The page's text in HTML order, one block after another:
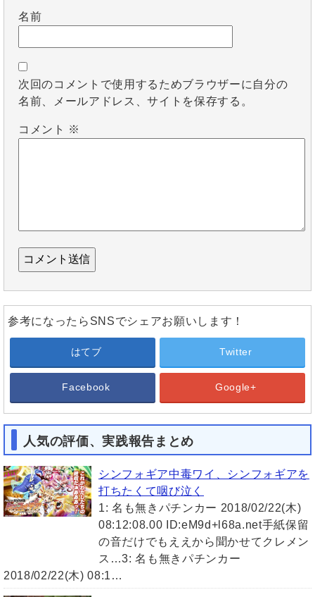
名前
次回のコメントで使用するためブラウザーに自分の
名前、メールアドレス、サイトを保存する。
コメント ※
参考になったらSNSでシェアお願いします！
はてブ Twitter
Facebook Google+
人気の評価、実践報告まとめ
シンフォギア中毒ワイ、シンフォギアを
打ちたくて咽び泣く
1: 名も無きパチンカー 2018/02/22(木)
08:12:08.00 ID:eM9d+l68a.net手紙保留
の音だけでもええから聞かせてクレメン
ス…3: 名も無きパチンカー
2018/02/22(木) 08:1…